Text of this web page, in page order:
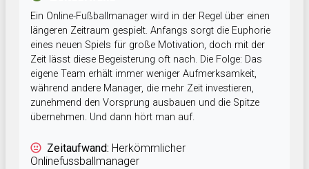
Ein Online-Fußballmanager wird in der Regel über einen
längeren Zeitraum gespielt. Anfangs sorgt die Euphorie
eines neuen Spiels für große Motivation, doch mit der
Zeit lässt diese Begeisterung oft nach. Die Folge: Das
eigene Team erhält immer weniger Aufmerksamkeit,
während andere Manager, die mehr Zeit investieren,
zunehmend den Vorsprung ausbauen und die Spitze
übernehmen. Und dann hört man auf.
Zeitaufwand: Herkömmlicher
Onlinefussballmanager